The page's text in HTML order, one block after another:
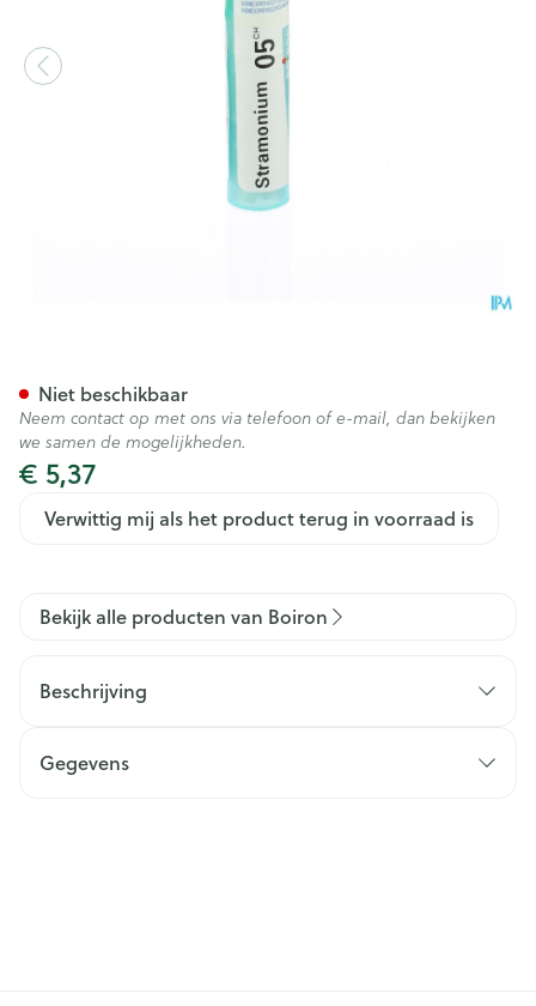
€ 5,37
Verwittig mij als het product terug in voorraad is
Niet beschikbaar
Neem contact op met ons via telefoon of e-mail, dan bekijken
we samen de mogelijkheden.
Bekijk alle producten van Boiron
Beschrijving
Gegevens